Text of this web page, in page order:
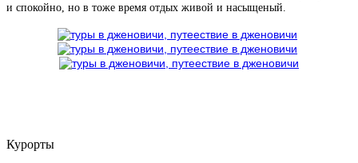
и спокойно, но в тоже время отдых живой и насыщеный.
Курорты